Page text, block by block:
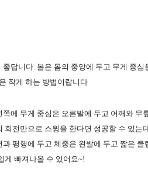
답니다. 볼은 몸의 중앙에 두고 무게 중심
작게 하는 방법이랍니다
에 무게 중심은 오른발에 두고 어깨와 무
회전만으로 스윙을 한다면 성공할 수 있는
평행에 두고 체중은 왼발에 두고 짧은 클
게 빠져나올 수 있어요~!